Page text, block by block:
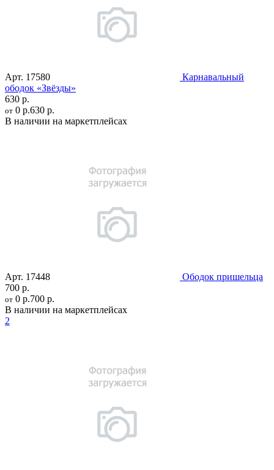
Арт. 17580
Карнавальный
ободок «Звёзды»
630 р.
от 0 р.630 р.
В наличии на маркетплейсах
Арт. 17448
Ободок пришельца
700 р.
от 0 р.700 р.
В наличии на маркетплейсах
2